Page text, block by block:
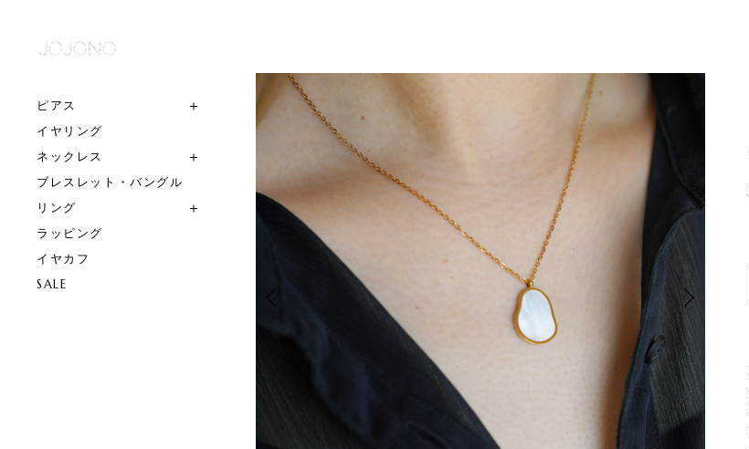
ピアス
イヤリング
ネックレス
ブレスレット・バングル
リング
ラッピング
イヤカフ
SALE